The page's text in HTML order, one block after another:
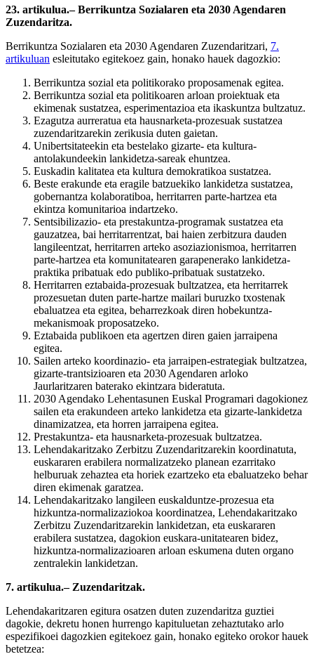
23. artikulua.– Berrikuntza Sozialaren eta 2030 Agendaren
Zuzendaritza.
Berrikuntza Sozialaren eta 2030 Agendaren Zuzendaritzari, 7.
artikuluan esleitutako egitekoez gain, honako hauek dagozkio:
Berrikuntza sozial eta politikorako proposamenak egitea.
Berrikuntza sozial eta politikoaren arloan proiektuak eta
ekimenak sustatzea, esperimentazioa eta ikaskuntza bultzatuz.
Ezagutza aurreratua eta hausnarketa-prozesuak sustatzea
zuzendaritzarekin zerikusia duten gaietan.
Unibertsitateekin eta bestelako gizarte- eta kultura-
antolakundeekin lankidetza-sareak ehuntzea.
Euskadin kalitatea eta kultura demokratikoa sustatzea.
Beste erakunde eta eragile batzuekiko lankidetza sustatzea,
gobernantza kolaboratiboa, herritarren parte-hartzea eta
ekintza komunitarioa indartzeko.
Sentsibilizazio- eta prestakuntza-programak sustatzea eta
gauzatzea, bai herritarrentzat, bai haien zerbitzura dauden
langileentzat, herritarren arteko asoziazionismoa, herritarren
parte-hartzea eta komunitatearen garapenerako lankidetza-
praktika pribatuak edo publiko-pribatuak sustatzeko.
Herritarren eztabaida-prozesuak bultzatzea, eta herritarrek
prozesuetan duten parte-hartze mailari buruzko txostenak
ebaluatzea eta egitea, beharrezkoak diren hobekuntza-
mekanismoak proposatzeko.
Eztabaida publikoen eta agertzen diren gaien jarraipena
egitea.
Sailen arteko koordinazio- eta jarraipen-estrategiak bultzatzea,
gizarte-trantsizioaren eta 2030 Agendaren arloko
Jaurlaritzaren baterako ekintzara bideratuta.
2030 Agendako Lehentasunen Euskal Programari dagokionez
sailen eta erakundeen arteko lankidetza eta gizarte-lankidetza
dinamizatzea, eta horren jarraipena egitea.
Prestakuntza- eta hausnarketa-prozesuak bultzatzea.
Lehendakaritzako Zerbitzu Zuzendaritzarekin koordinatuta,
euskararen erabilera normalizatzeko planean ezarritako
helburuak zehaztea eta horiek ezartzeko eta ebaluatzeko behar
diren ekimenak garatzea.
Lehendakaritzako langileen euskalduntze-prozesua eta
hizkuntza-normalizaziokoa koordinatzea, Lehendakaritzako
Zerbitzu Zuzendaritzarekin lankidetzan, eta euskararen
erabilera sustatzea, dagokion euskara-unitatearen bidez,
hizkuntza-normalizazioaren arloan eskumena duten organo
zentralekin lankidetzan.
7. artikulua.– Zuzendaritzak.
Lehendakaritzaren egitura osatzen duten zuzendaritza guztiei
dagokie, dekretu honen hurrengo kapituluetan zehaztutako arlo
espezifikoei dagozkien egitekoez gain, honako egiteko orokor hauek
betetzea: